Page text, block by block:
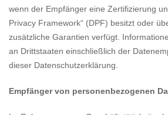
wenn der Empfänger eine Zertifizierung
Privacy Framework“ (DPF) besitzt oder
zusätzliche Garantien verfügt.
an Drittstaaten einschließlich der
dieser Datenschutzerklärung.
Empfänger von personenbezogenen